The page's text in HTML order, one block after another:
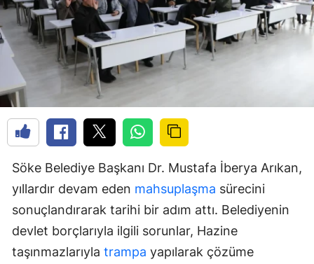
Söke Belediye Başkanı Dr. Mustafa İberya Arıkan,
yıllardır devam eden mahsuplaşma sürecini
sonuçlandırarak tarihi bir adım attı. Belediyenin
devlet borçlarıyla ilgili sorunlar, Hazine
taşınmazlarıyla trampa yapılarak çözüme